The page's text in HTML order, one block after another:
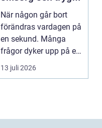
vägledning
När någon går bort
förändras vardagen på
en sekund. Många
frågor dyker upp på en
gång: Vad händer nu...
13 juli 2026